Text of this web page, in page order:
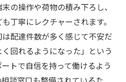
の操作や荷物の積み下ろし、
丁寧にレクチャーされます。
配達件数が多く感じて不安だ
回れるようになった」という
トで自信を持って働けるよう